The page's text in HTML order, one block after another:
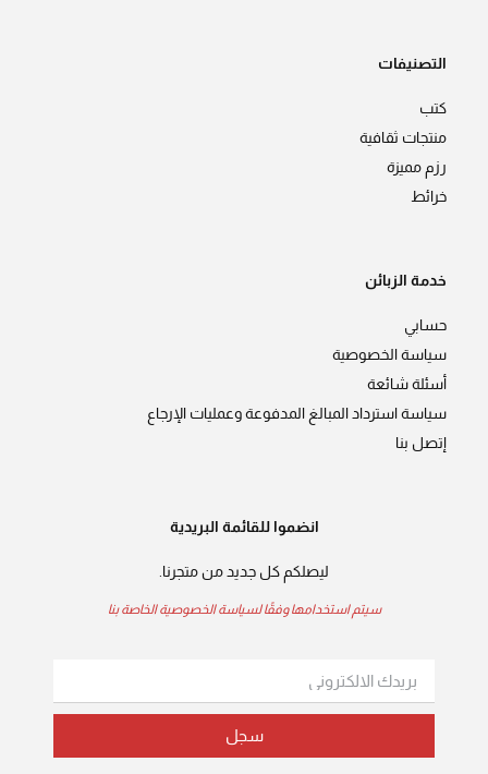
التصنيفات
كتب
منتجات ثقافية
رزم مميزة
خرائط
خدمة الزبائن
حسابي
سياسة الخصوصية
أسئلة شائعة
سياسة استرداد المبالغ المدفوعة وعمليات الإرجاع
إتصل بنا
انضموا للقائمة البريدية
ليصلكم كل جديد من متجرنا.
سيتم استخدامها وفقًا لسياسة الخصوصية الخاصة بنا
سجل